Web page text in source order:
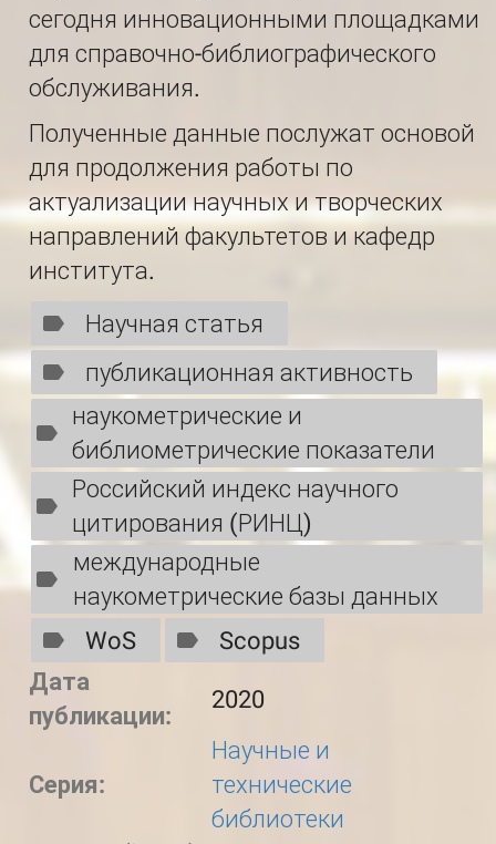
сегодня инновационными площадками
для справочно-библио­гра­фического
обслуживания.
Полученные данные послужат основой
для продолжения работы по
актуализации научных и творческих
направлений факультетов и кафедр
института.
Научная статья
публикационная активность
наукометрические и
библиометрические показатели
Российский индекс научного
цитирования (РИНЦ)
международные
наукометрические базы данных
WoS
Scopus
Дата
публикации:
2020
Серия:
Научные и
технические
библиотеки